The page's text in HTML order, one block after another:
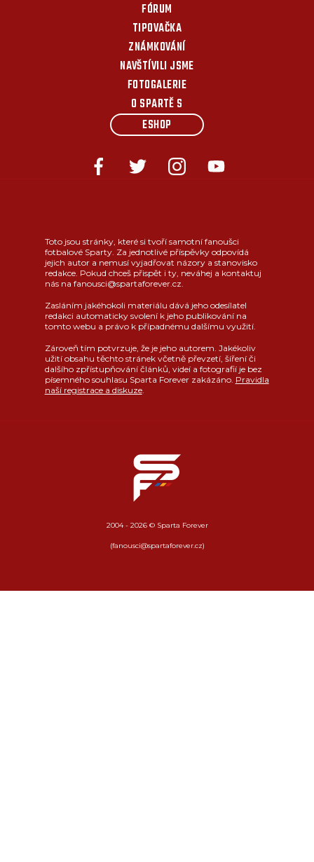
FÓRUM
TIPOVAČKA
ZNÁMKOVÁNÍ
NAVŠTÍVILI JSME
FOTOGALERIE
O SPARTĚ S
ESHOP
Toto jsou stránky, které si tvoří samotní fanoušci
fotbalové Sparty. Za jednotlivé příspěvky odpovídá
jejich autor a nemusí vyjadřovat názory a stanovisko
redakce. Pokud chceš přispět i ty, neváhej a kontaktuj
nás na fanousci@spartaforever.cz.
Zasláním jakéhokoli materiálu dává jeho odesílatel
redakci automaticky svolení k jeho publikování na
tomto webu a právo k případnému dalšímu využití.
Zároveň tím potvrzuje, že je jeho autorem. Jakékoliv
užití obsahu těchto stránek včetně převzetí, šíření či
dalšího zpřístupňování článků, videí a fotografií je bez
písemného souhlasu Sparta Forever zakázáno. Pravidla
naší registrace a diskuze.
2004 - 2026 © Sparta Forever
(fanousci@spartaforever.cz)